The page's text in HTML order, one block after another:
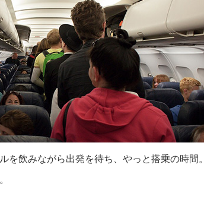
を飲みながら出発を待ち、やっと搭乗の時間。